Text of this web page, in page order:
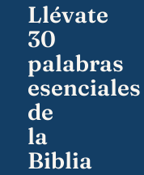
Llévate
30
palabras
esenciales
de
la
Biblia